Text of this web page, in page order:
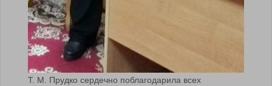
Т. М. Прудко сердечно поблагодарила всех